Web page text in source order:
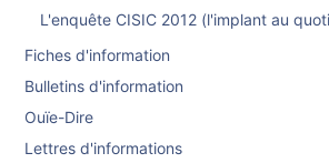
L'enquête CISIC 2012 (l'implant au
Fiches d'information
Bulletins d'information
Ouïe-Dire
Lettres d'informations